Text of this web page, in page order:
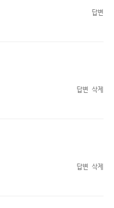
답변
답변 삭제
답변 삭제